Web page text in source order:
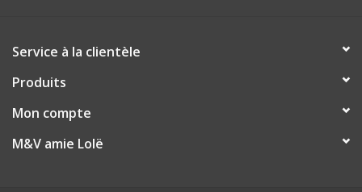
Service à la clientèle
Produits
Mon compte
M&V amie Lolë